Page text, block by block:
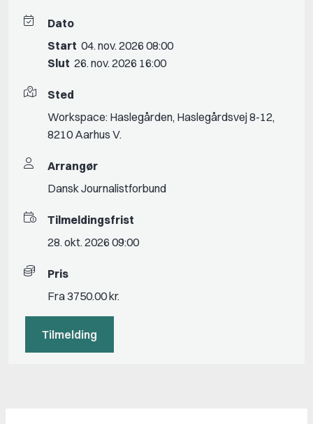
Dato
Start 04. nov. 2026 08:00
Slut 26. nov. 2026 16:00
Sted
Workspace: Haslegården, Haslegårdsvej 8-12,
8210 Aarhus V.
Arrangør
Dansk Journalistforbund
Tilmeldingsfrist
28. okt. 2026 09:00
Pris
Fra 3750.00 kr.
Tilmelding